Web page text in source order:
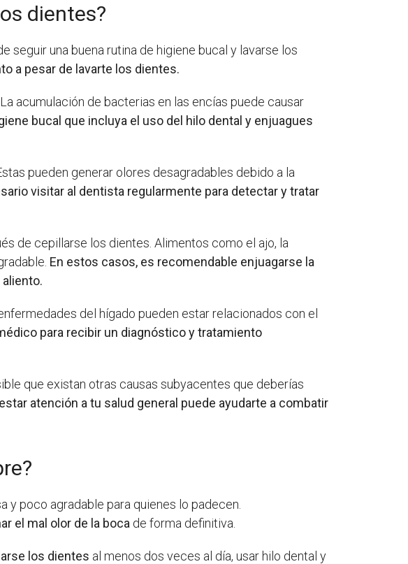
dientes?
seguir una buena rutina de higiene bucal y lavarse los
a pesar de lavarte los dientes.
acumulación de bacterias en las encías puede causar
bucal que incluya el uso del hilo dental y enjuagues
pueden generar olores desagradables debido a la
visitar al dentista regularmente para detectar y tratar
de cepillarse los dientes. Alimentos como el ajo, la
En estos casos, es recomendable enjuagarse la
del hígado pueden estar relacionados con el
para recibir un diagnóstico y tratamiento
que existan otras causas subyacentes que deberías
atención a tu salud general puede ayudarte a combatir
poco agradable para quienes lo padecen.
el mal olor de la boca de forma definitiva.
los dientes al menos dos veces al día, usar hilo dental y